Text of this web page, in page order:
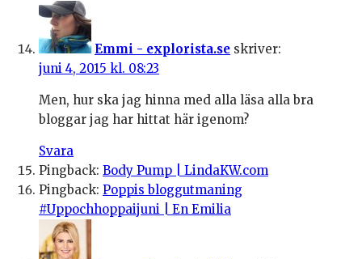
Emmi - explorista.se skriver:
juni 4, 2015 kl. 08:23
Men, hur ska jag hinna med alla läsa alla bra
bloggar jag har hittat här igenom?
Svara
Pingback: Body Pump | LindaKW.com
Pingback: Poppis bloggutmaning
#Uppochhoppaijuni | En Emilia